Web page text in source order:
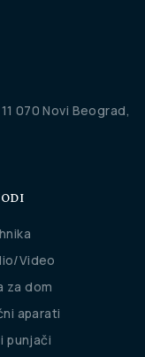
070 Novi Beograd,
Video
za dom
aparati
punjači